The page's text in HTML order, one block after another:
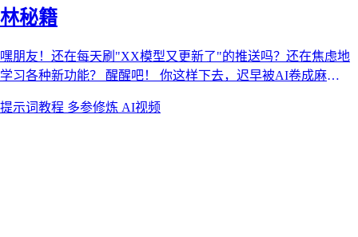
林秘籍
嘿朋友！还在每天刷"XX模型又更新了"的推送吗？还在焦虑地
学习各种新功能？ 醒醒吧！ 你这样下去，迟早被AI卷成麻
型能力与视频创作工作流。
提示词教程 多参修炼 AI视频